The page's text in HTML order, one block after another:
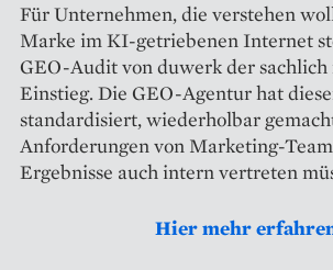
Für Unternehmen, die verstehen
Marke im KI-getriebenen Internet
GEO-Audit von duwerk der
Einstieg. Die GEO-Agentur hat
standardisiert, wiederholbar
Anforderungen von Marketing-
Ergebnisse auch intern vertreten
Hier mehr